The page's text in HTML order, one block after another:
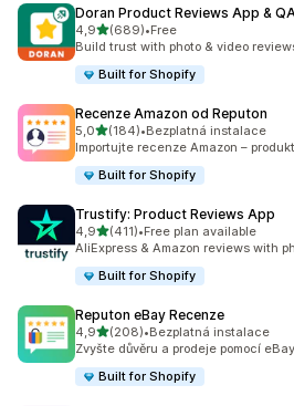
Doran Product Reviews App &
4,9z 5 hvězd
(689)
Celkový počet recenzí: 689
•Free
Build trust with photo & video
Built for Shopify
Recenze Amazon od Reputon
5,0z 5 hvězd
(184)
Celkový počet recenzí: 184
•Bezplatná instalace
Importujte recenze Amazon –
Built for Shopify
Trustify: Product Reviews App
4,9z 5 hvězd
(411)
Celkový počet recenzí: 411
•Free plan available
AliExpress & Amazon reviews with
Built for Shopify
Reputon eBay Recenze
4,9z 5 hvězd
(208)
Celkový počet recenzí: 208
•Bezplatná instalace
Zvyšte důvěru a prodeje pomocí
Built for Shopify